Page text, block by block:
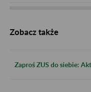
Zobacz także
Zaproś ZUS do siebie: